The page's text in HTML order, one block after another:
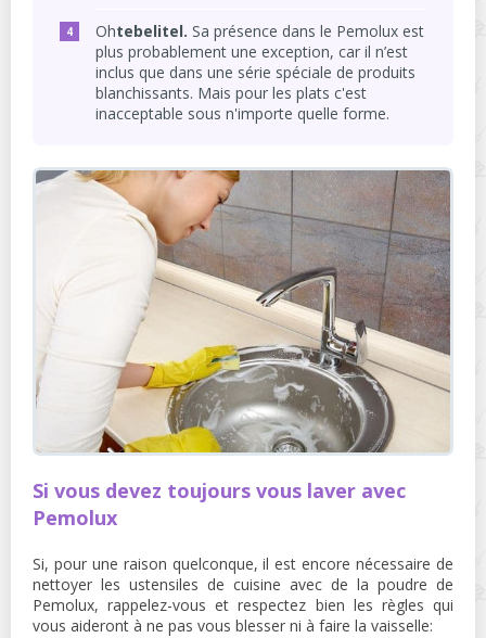
Ohtebelitel. Sa présence dans le Pemolux est
plus probablement une exception, car il n’est
inclus que dans une série spéciale de produits
blanchissants. Mais pour les plats c'est
inacceptable sous n'importe quelle forme.
Si vous devez toujours vous laver avec
Pemolux
Si, pour une raison quelconque, il est encore nécessaire de
nettoyer les ustensiles de cuisine avec de la poudre de
Pemolux, rappelez-vous et respectez bien les règles qui
vous aideront à ne pas vous blesser ni à faire la vaisselle: